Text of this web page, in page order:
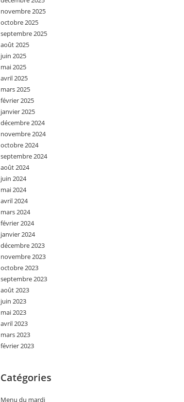
novembre 2025
octobre 2025
septembre 2025
août 2025
juin 2025
mai 2025
avril 2025
mars 2025
février 2025
janvier 2025
décembre 2024
novembre 2024
octobre 2024
septembre 2024
août 2024
juin 2024
mai 2024
avril 2024
mars 2024
février 2024
janvier 2024
décembre 2023
novembre 2023
octobre 2023
septembre 2023
août 2023
juin 2023
mai 2023
avril 2023
mars 2023
février 2023
Catégories
Menu du mardi